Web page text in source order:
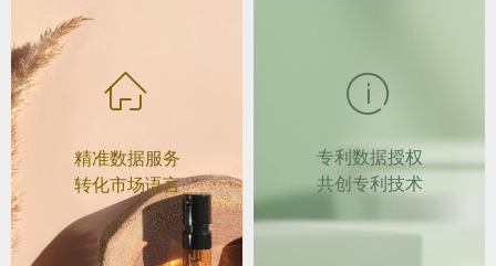
ꀇ
精准数据服务
转化市场语言
ꂔ
专利数据授权
共创专利技术